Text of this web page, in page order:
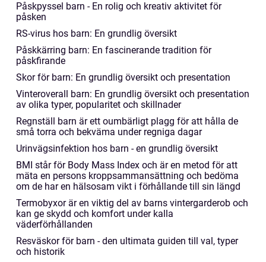
Påskpyssel barn - En rolig och kreativ aktivitet för
påsken
RS-virus hos barn: En grundlig översikt
Påskkärring barn: En fascinerande tradition för
påskfirande
Skor för barn: En grundlig översikt och presentation
Vinteroverall barn: En grundlig översikt och presentation
av olika typer, popularitet och skillnader
Regnställ barn är ett oumbärligt plagg för att hålla de
små torra och bekväma under regniga dagar
Urinvägsinfektion hos barn - en grundlig översikt
BMI står för Body Mass Index och är en metod för att
mäta en persons kroppsammansättning och bedöma
om de har en hälsosam vikt i förhållande till sin längd
Termobyxor är en viktig del av barns vintergarderob och
kan ge skydd och komfort under kalla
väderförhållanden
Resväskor för barn - den ultimata guiden till val, typer
och historik